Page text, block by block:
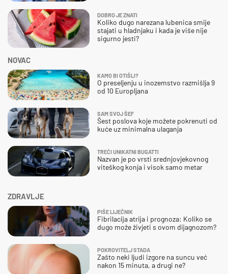
ZDRAVLJE
PIŠE LIJEČNIK
Fibrilacija atrija i prognoza: Koliko se
dugo može živjeti s ovom dijagnozom?
POKROVITELJ STADA
Zašto neki ljudi izgore na suncu već
nakon 15 minuta, a drugi ne?
NOVAC
KAMO BI OTIŠLI?
O preseljenju u inozemstvo razmišlja 9
od 10 Europljana
SAM SVOJ ŠEF
Šest poslova koje možete pokrenuti od
kuće uz minimalna ulaganja
TREĆI UNIKATNI BUGATTI
Nazvan je po vrsti srednjovjekovnog
viteškog konja i visok samo metar
DOBRO JE ZNATI
Koliko dugo narezana lubenica smije
stajati u hladnjaku i kada je više nije
sigurno jesti?